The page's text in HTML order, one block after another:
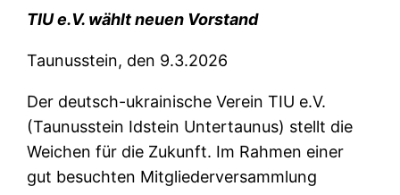
TIU e.V. wählt neuen Vorstand
​Taunusstein, den 9.3.2026
Der deutsch-ukrainische Verein TIU e.V.
(Taunusstein Idstein Untertaunus) stellt die
Weichen für die Zukunft. Im Rahmen einer
gut besuchten Mitgliederversammlung